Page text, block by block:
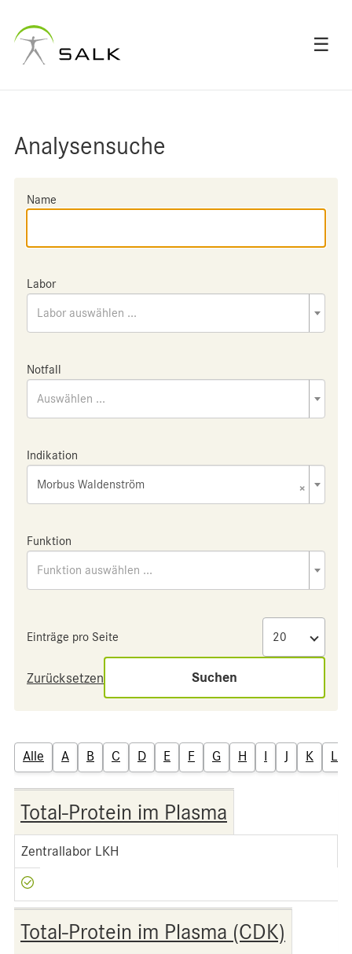
☰
Analysensuche
Name
Labor
Labor auswählen ...
Notfall
Auswählen ...
Indikation
×
Morbus Waldenström
Funktion
Funktion auswählen ...
Einträge pro Seite
Zurücksetzen Suchen
Alle A B C D E F G H I J K L
Total-Protein im Plasma
Zentrallabor LKH
Total-Protein im Plasma (CDK)